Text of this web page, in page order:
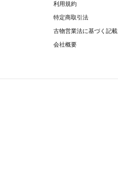
利用規約
特定商取引法
古物営業法に基づく記載
会社概要